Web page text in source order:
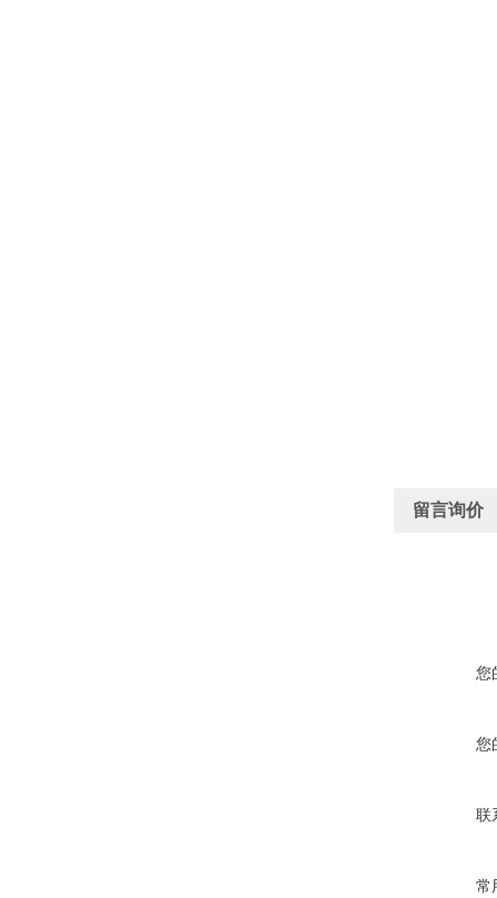
留言询价
您
您
联
常